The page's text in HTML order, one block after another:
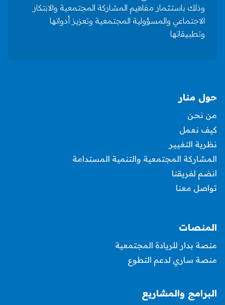
وذلك باستثمار مفاهيم المشاركة المجتمعية والابتكار
الاجتماعي والمسؤولية المجتمعية وتعزيز أدواتها
وتطبيقاتها
حول منار
من نحن
كيف نعمل
نظرية التغيير
المشاركة المجتمعية والتنمية المستدامة
انضم لفريقنا
تواصل معنا
المنصات
منصة بدار للريادة المجتمعية
منصة ساري لدعم التطوع
البرامج والمشاريع